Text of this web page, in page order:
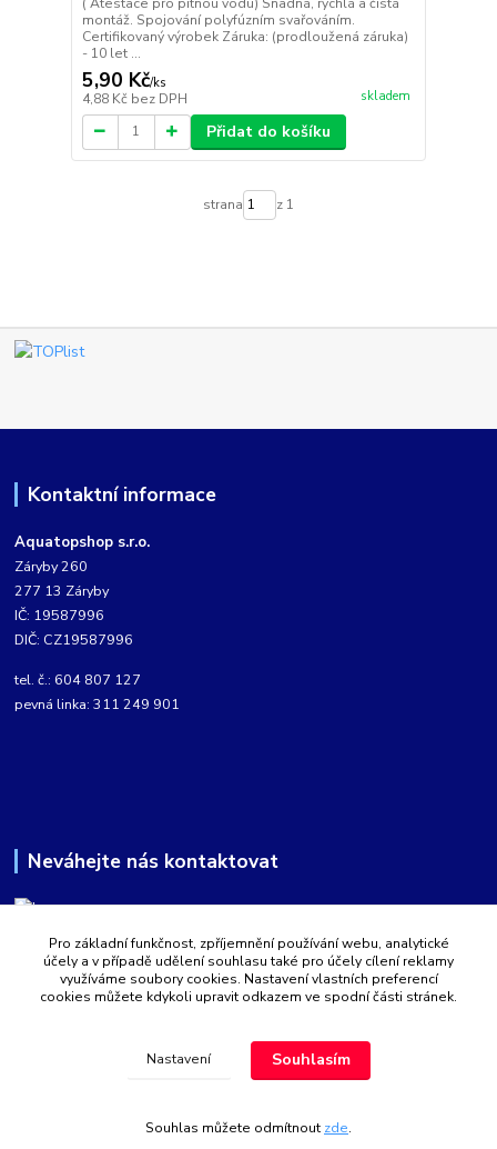
montáž. Spojování polyfúzním svařováním.
Certifikovaný výrobek Záruka: (prodloužená záruka)
- 10 let ...
5,90 Kč/ks
4,88 Kč bez DPH skladem
Přidat do košíku
strana z 1
Kontaktní informace
Aquatopshop s.r.o.
Záryby 260
277 13 Záryby
IČ: 19587996
DIČ: CZ19587996
tel. č.: 604 807 127
pevná linka: 311 249 901
Neváhejte nás kontaktovat
Martin Kabíček
8:00 - 16:00 hod.
Pro základní funkčnost, zpříjemnění používání webu, analytické
účely a v případě udělení souhlasu také pro účely cílení reklamy
využíváme soubory cookies. Nastavení vlastních preferencí
cookies můžete kdykoli upravit odkazem ve spodní části stránek.
Nastavení Souhlasím
Souhlas můžete odmítnout zde.